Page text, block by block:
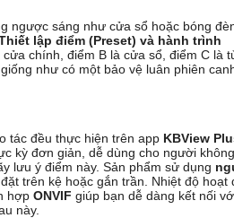
ngược sáng như cửa sổ hoặc bóng
lập điểm (Preset) và hành trình
chính, điểm B là cửa sổ, điểm C là
như có một bảo vệ luân phiên
tác đều thực hiện trên app KBView
kỳ đơn giản, dễ dùng cho người không
lưu ý điểm này. Sản phẩm sử dụng
đặt trên kệ hoặc gắn trần. Nhiệt độ hoạt
hợp ONVIF giúp bạn dễ dàng kết nối
này.